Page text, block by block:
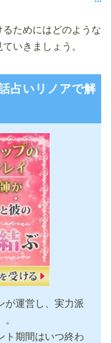
ためにはどのような
いきましょう。
占いリノアで解
が運営し、実力派
ト期間はいつ終わ